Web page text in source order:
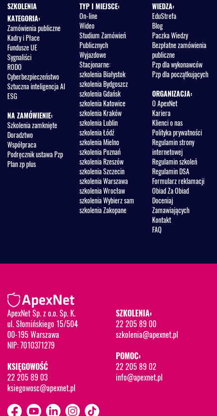
SZKOLENIA
KATEGORIA:
Zamówienia publiczne
Kadry i Płace
Fundusze UE
Sygnaliści
RODO
Cyberbezpieczeństwo
Sztuczna inteligencja AI
ESG
NA ZAMÓWIENIE:
Szkolenia zamknięte
Doradztwo
Współpraca
Podręcznik ustawa Pzp
Plan zp plus
TYP I MIEJSCE:
On-line
Wideo
Studium Zamówień
Publicznych
Wyjazdowe
Stacjonarne:
szkolenia Białystok
szkolenia Bydgoszcz
szkolenia Gdańsk
szkolenia Katowice
szkolenia Kraków
szkolenia Lublin
szkolenia Łódź
szkolenia Mielno
szkolenia Poznań
szkolenia Rzeszów
szkolenia Szczecin
szkolenia Warszawa
szkolenia Wrocław
szkolenia Wybierz sam
szkolenia Zakopane
WIEDZA:
EduStrefa
Blog
Paczka Wiedzy
Bezpłatne zamówienia
publiczne
Pzp dla wykonawców
Pzp dla początkujących
ORGANIZACJA:
O ApexNet
Kariera
Klienci o nas
Polityka prywatności
Regulamin strony
internetowej
Regulamin szkoleń
Regulamin DSA
Formularz reklamacji
Obiad Za Obiad
Doceniaj
Zamawiających
Kontakt
FAQ
ApexNet Sp. z o.o. Sp. K.
ul. Słomińskiego 15/504
00-195 Warszawa
NIP: 7010371279
KSIĘGOWOŚĆ
22 205 89 03
ksiegowosc@apexnet.pl
SZKOLENIA:
22 205 89 00
szkolenia@apexnet.pl
POMOC:
22 205 89 02
info@apexnet.pl